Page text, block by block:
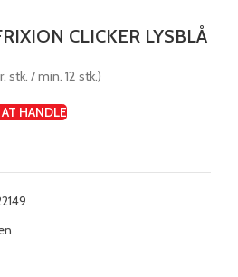
CLICKER LYSBLÅ
stk. / min. 12 stk.)
HANDLE